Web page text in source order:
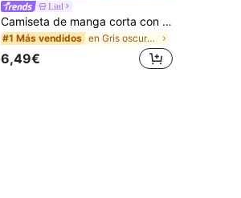
Littl
Camiseta de manga corta con cuello redondo y estampado casual para niñas preadolescentes, top de verano, transpirable
#1 Más vendidos en Gris oscuro Tops para niñas preadolescentes
6,49€